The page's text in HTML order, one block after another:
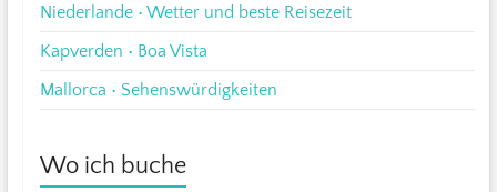
Niederlande • Wetter und beste Reisezeit
Kapverden • Boa Vista
Mallorca • Sehenswürdigkeiten
Wo ich buche